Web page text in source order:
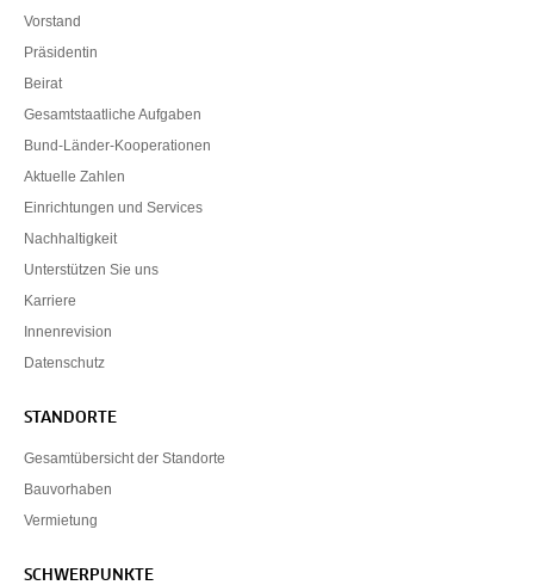
Vorstand
Präsidentin
Beirat
Gesamtstaatliche Aufgaben
Bund-Länder-Kooperationen
Aktuelle Zahlen
Einrichtungen und Services
Nachhaltigkeit
Unterstützen Sie uns
Karriere
Innenrevision
Datenschutz
STANDORTE
Gesamtübersicht der Standorte
Bauvorhaben
Vermietung
SCHWERPUNKTE